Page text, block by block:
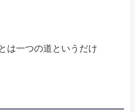
は一つの道というだけ